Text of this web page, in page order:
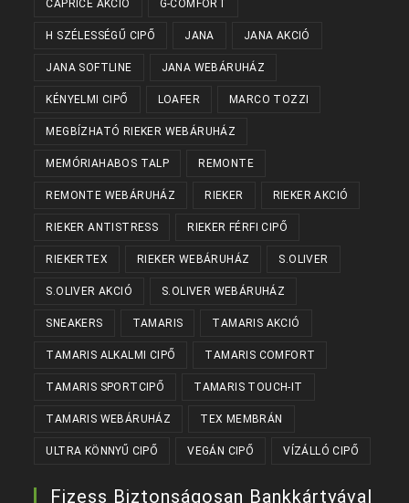
CAPRICE AKCIÓ G-COMFORT
H SZÉLESSÉGŰ CIPŐ JANA JANA AKCIÓ
JANA SOFTLINE JANA WEBÁRUHÁZ
KÉNYELMI CIPŐ LOAFER MARCO TOZZI
MEGBÍZHATÓ RIEKER WEBÁRUHÁZ
MEMÓRIAHABOS TALP REMONTE
REMONTE WEBÁRUHÁZ RIEKER RIEKER AKCIÓ
RIEKER ANTISTRESS RIEKER FÉRFI CIPŐ
RIEKERTEX RIEKER WEBÁRUHÁZ S.OLIVER
S.OLIVER AKCIÓ S.OLIVER WEBÁRUHÁZ
SNEAKERS TAMARIS TAMARIS AKCIÓ
TAMARIS ALKALMI CIPŐ TAMARIS COMFORT
TAMARIS SPORTCIPŐ TAMARIS TOUCH-IT
TAMARIS WEBÁRUHÁZ TEX MEMBRÁN
ULTRA KÖNNYŰ CIPŐ VEGÁN CIPŐ VÍZÁLLÓ CIPŐ
Fizess Biztonságosan Bankkártyával